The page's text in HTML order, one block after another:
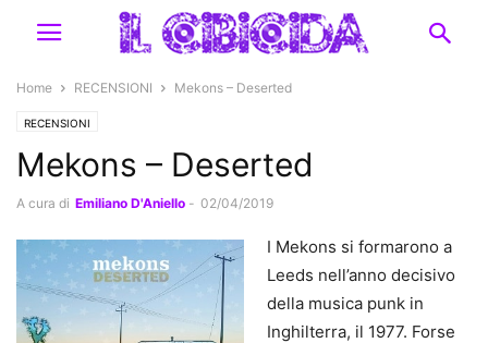
Home RECENSIONI Mekons – Deserted
RECENSIONI
Mekons – Deserted
A cura di Emiliano D'Aniello - 02/04/2019
I Mekons si formarono a
Leeds nell’anno decisivo
della musica punk in
Inghilterra, il 1977. Forse